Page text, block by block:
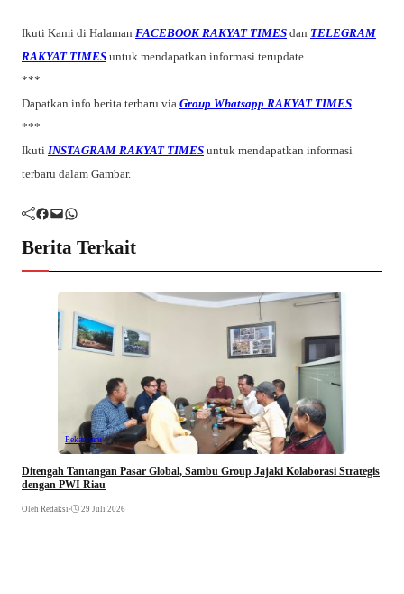
Ikuti Kami di Halaman FACEBOOK RAKYAT TIMES dan TELEGRAM
RAKYAT TIMES untuk mendapatkan informasi terupdate
***
Dapatkan info berita terbaru via Group Whatsapp RAKYAT TIMES
***
Ikuti INSTAGRAM RAKYAT TIMES untuk mendapatkan informasi
terbaru dalam Gambar.
Facebook Mail WhatsApp
Berita Terkait
Pekanbaru
Ditengah Tantangan Pasar Global, Sambu Group Jajaki Kolaborasi Strategis
dengan PWI Riau
Oleh Redaksi • 29 Juli 2026